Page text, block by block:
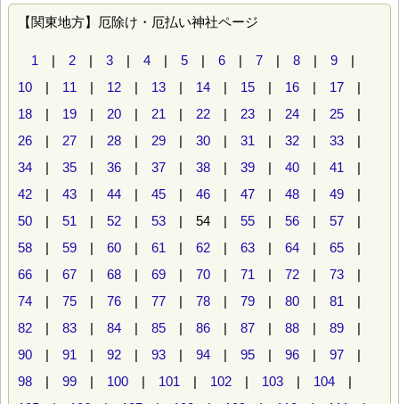
【関東地方】厄除け・厄払い神社ページ
1 | 2 | 3 | 4 | 5 | 6 | 7 | 8 | 9 |
10 | 11 | 12 | 13 | 14 | 15 | 16 | 17 |
18 | 19 | 20 | 21 | 22 | 23 | 24 | 25 |
26 | 27 | 28 | 29 | 30 | 31 | 32 | 33 |
34 | 35 | 36 | 37 | 38 | 39 | 40 | 41 |
42 | 43 | 44 | 45 | 46 | 47 | 48 | 49 |
50 | 51 | 52 | 53 | 54 | 55 | 56 | 57 |
58 | 59 | 60 | 61 | 62 | 63 | 64 | 65 |
66 | 67 | 68 | 69 | 70 | 71 | 72 | 73 |
74 | 75 | 76 | 77 | 78 | 79 | 80 | 81 |
82 | 83 | 84 | 85 | 86 | 87 | 88 | 89 |
90 | 91 | 92 | 93 | 94 | 95 | 96 | 97 |
98 | 99 | 100 | 101 | 102 | 103 | 104 |